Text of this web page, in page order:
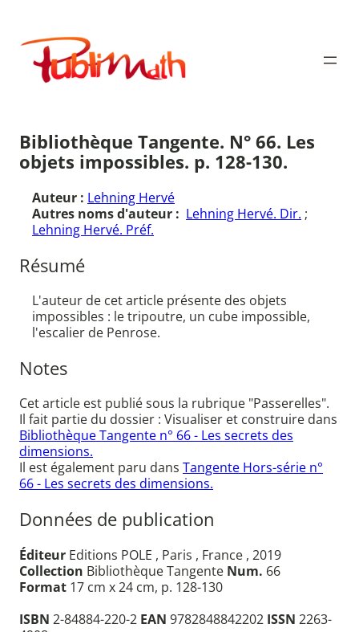
contenu
Publimath
Bibliothèque Tangente. N° 66. Les
objets impossibles. p. 128-130.
Auteur : Lehning Hervé
Autres noms d'auteur : Lehning Hervé. Dir. ;
Lehning Hervé. Préf.
Résumé
L'auteur de cet article présente des objets
impossibles : le tripoutre, un cube impossible,
l'escalier de Penrose.
Notes
Cet article est publié sous la rubrique "Passerelles".
Il fait partie du dossier : Visualiser et construire dans
Bibliothèque Tangente n° 66 - Les secrets des
dimensions.
Il est également paru dans Tangente Hors-série n°
66 - Les secrets des dimensions.
Données de publication
Éditeur Editions POLE , Paris , France , 2019
Collection Bibliothèque Tangente Num. 66
Format 17 cm x 24 cm, p. 128-130
ISBN 2-84884-220-2 EAN 9782848842202 ISSN 2263-